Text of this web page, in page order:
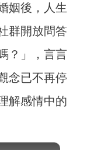
姻後，人生
群開放問答
？」，言言
念已不再停
解感情中的